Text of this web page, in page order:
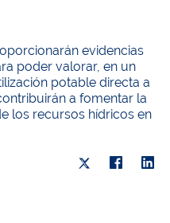
evidencias
poder valorar, en un
potable directa a
a fomentar la
los recursos hídricos en